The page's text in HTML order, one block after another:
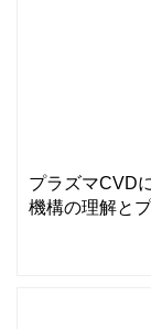
プラズマCVD
機構の理解と